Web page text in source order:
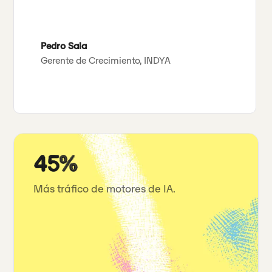
Pedro Sala
Gerente de Crecimiento, INDYA
45%
Más tráfico de motores de IA.